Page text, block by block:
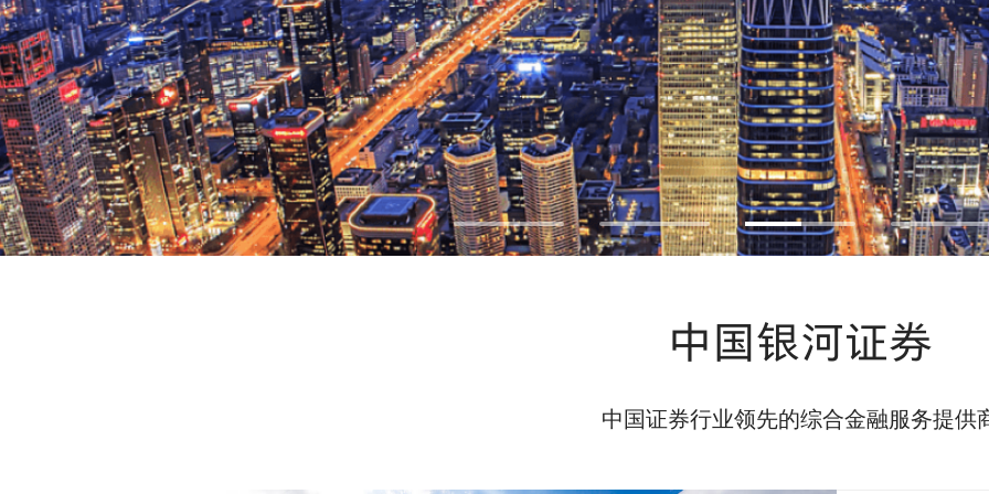
中国银河证券
中国证券行业领先的综合金融服务提供